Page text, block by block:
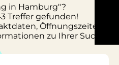
in Hamburg"?
Treffer gefunden!
Öffnungszeiten,
zu Ihrer Suche.